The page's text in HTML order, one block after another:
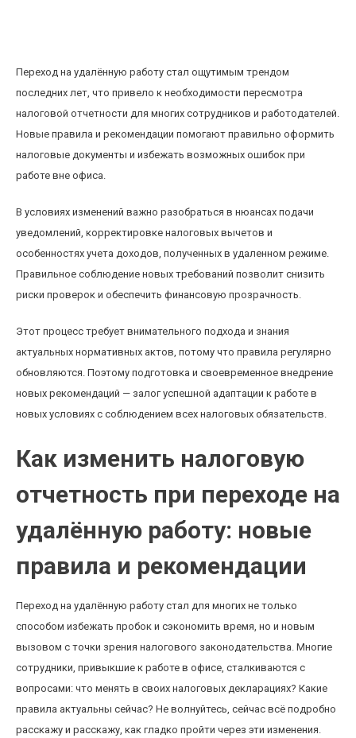
Переход на удалённую работу стал ощутимым трендом
последних лет, что привело к необходимости пересмотра
налоговой отчетности для многих сотрудников и работодателей.
Новые правила и рекомендации помогают правильно оформить
налоговые документы и избежать возможных ошибок при
работе вне офиса.
В условиях изменений важно разобраться в нюансах подачи
уведомлений, корректировке налоговых вычетов и
особенностях учета доходов, полученных в удаленном режиме.
Правильное соблюдение новых требований позволит снизить
риски проверок и обеспечить финансовую прозрачность.
Этот процесс требует внимательного подхода и знания
актуальных нормативных актов, потому что правила регулярно
обновляются. Поэтому подготовка и своевременное внедрение
новых рекомендаций — залог успешной адаптации к работе в
новых условиях с соблюдением всех налоговых обязательств.
Как изменить налоговую
отчетность при переходе на
удалённую работу: новые
правила и рекомендации
Переход на удалённую работу стал для многих не только
способом избежать пробок и сэкономить время, но и новым
вызовом с точки зрения налогового законодательства. Многие
сотрудники, привыкшие к работе в офисе, сталкиваются с
вопросами: что менять в своих налоговых декларациях? Какие
правила актуальны сейчас? Не волнуйтесь, сейчас всё подробно
расскажу и расскажу, как гладко пройти через эти изменения.